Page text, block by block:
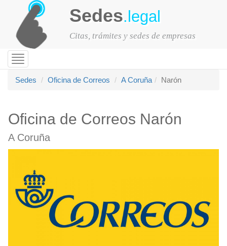
Sedes.legal
Citas, trámites y sedes de empresas
Toggle
navigation
Sedes
Oficina de Correos A Coruña Narón
Oficina de Correos Narón
A Coruña